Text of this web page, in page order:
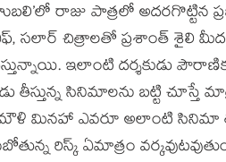
రాజు పాత్రలో అదరగొట్టిన
సలార్ చిత్రాలతో ప్రశాంత్ శైలి మీద
ఇలాంటి దర్శకుడు
తీస్తున్న సినిమాలను బట్టి
మినహా ఎవరూ అలాంటి సినిమా
రిస్క్ ఏమాత్రం